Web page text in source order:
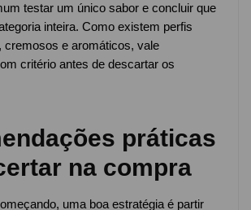
testar um único sabor e concluir que
inteira. Como existem perfis
cremosos e aromáticos, vale
critério antes de descartar os
práticas
na compra
uma boa estratégia é partir